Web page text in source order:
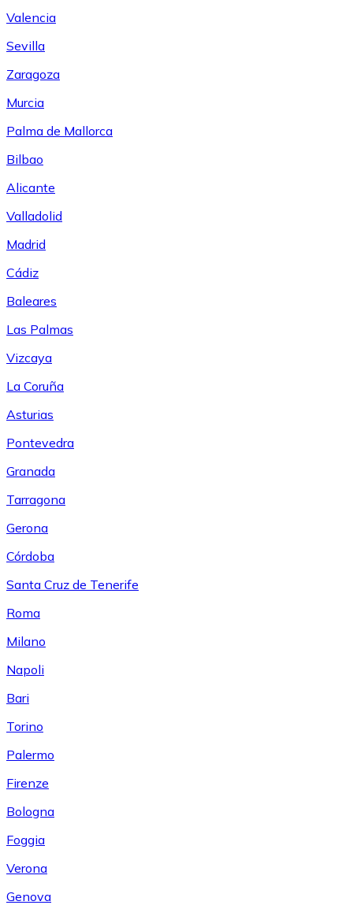
Valencia
Sevilla
Zaragoza
Murcia
Palma de Mallorca
Bilbao
Alicante
Valladolid
Madrid
Cádiz
Baleares
Las Palmas
Vizcaya
La Coruña
Asturias
Pontevedra
Granada
Tarragona
Gerona
Córdoba
Santa Cruz de Tenerife
Roma
Milano
Napoli
Bari
Torino
Palermo
Firenze
Bologna
Foggia
Verona
Genova